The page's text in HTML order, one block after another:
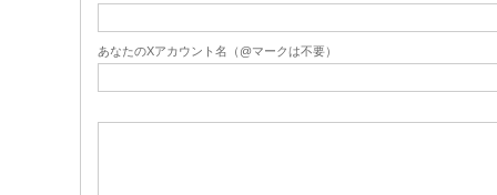
あなたのXアカウント名（@マークは不要）